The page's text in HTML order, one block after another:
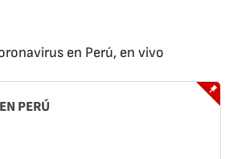
en Perú, en vivo
PERÚ